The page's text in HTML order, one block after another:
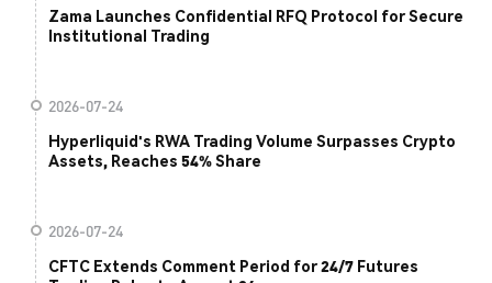
Zama Launches Confidential RFQ Protocol for Secure
Institutional Trading
2026-07-24
Hyperliquid's RWA Trading Volume Surpasses Crypto
Assets, Reaches 54% Share
2026-07-24
CFTC Extends Comment Period for 24/7 Futures